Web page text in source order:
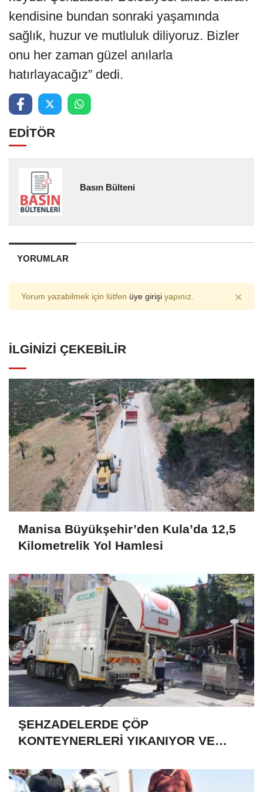
kendisine bundan sonraki yaşamında
sağlık, huzur ve mutluluk diliyoruz. Bizler
onu her zaman güzel anılarla
hatırlayacağız” dedi.
EDİTÖR
Basın Bülteni
YORUMLAR
Yorum yazabilmek için lütfen üye girişi yapınız. ×
İLGINIZI ÇEKEBILIR
Manisa Büyükşehir’den Kula’da 12,5
Kilometrelik Yol Hamlesi
ŞEHZADELERDE ÇÖP
KONTEYNERLERİ YIKANIYOR VE